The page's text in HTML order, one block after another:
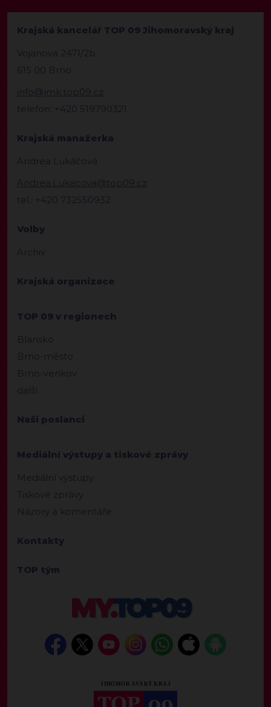
Krajská kancelář TOP 09 Jihomoravský kraj
Vojanova 2471/2b
615 00 Brno
info@jmk.top09.cz
telefon: +420 519790321
Krajská manažerka
Andrea Lukáčová
Andrea.Lukacova@top09.cz
tel.: +420 732550932
Volby
Archiv
Krajská organizace
TOP 09 v regionech
Blansko
Brno-město
Brno-venkov
další
Naši poslanci
Mediální výstupy a tiskové zprávy
Mediální výstupy
Tiskové zprávy
Názory a komentáře
Kontakty
TOP tým